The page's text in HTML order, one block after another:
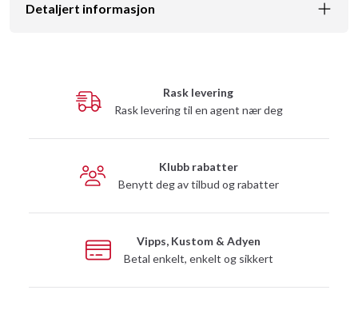
Detaljert informasjon
Rask levering
Rask levering til en agent nær deg
Klubb rabatter
Benytt deg av tilbud og rabatter
Vipps, Kustom & Adyen
Betal enkelt, enkelt og sikkert